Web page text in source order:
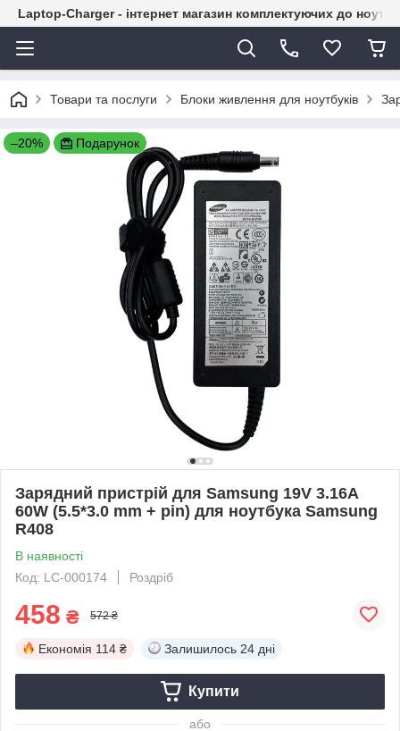
Laptop-Charger - інтернет магазин комплектуючих до
Товари та послуги Блоки живлення для ноутбуків
–20% Подарунок
Зарядний пристрій для Samsung 19V 3.16A
60W (5.5*3.0 mm + pin) для ноутбука Samsung
R408
В наявності
Код: LC-000174
Роздріб
458 ₴ 572 ₴
Економія 114 ₴ Залишилось 24 дні
Купити
або